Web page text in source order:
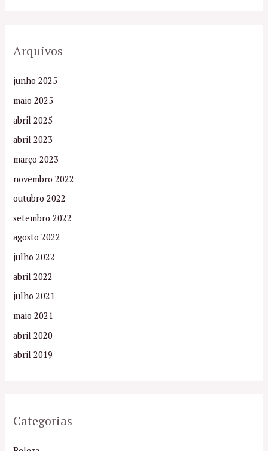
Arquivos
junho 2025
maio 2025
abril 2025
abril 2023
março 2023
novembro 2022
outubro 2022
setembro 2022
agosto 2022
julho 2022
abril 2022
julho 2021
maio 2021
abril 2020
abril 2019
Categorias